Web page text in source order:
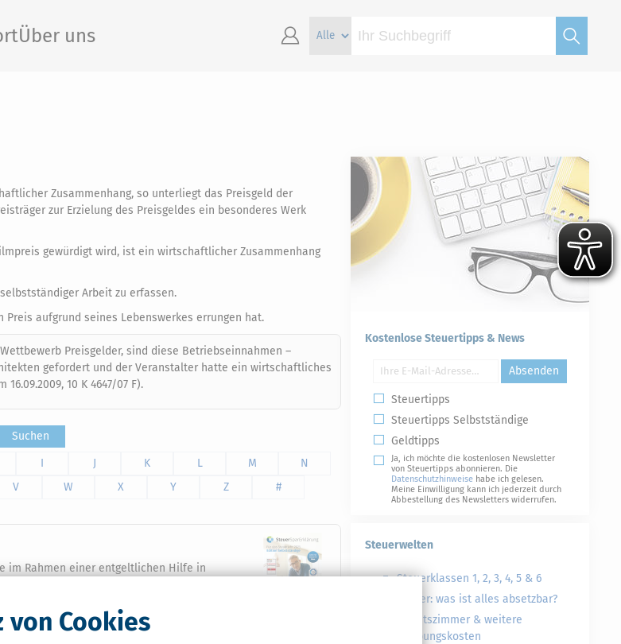
von Cookies
Über uns
Zusammenhang, so unterliegt das Preisgeld der
zur Erzielung des Preisgeldes ein besonderes Werk
gewürdigt wird, ist ein wirtschaftlicher Zusammenhang
Arbeit zu erfassen.
aufgrund seines Lebenswerkes errungen hat.
Preisgelder, sind diese Betriebseinnahmen –
gefordert und der Veranstalter hatte ein wirtschaftliches
10 K 4647/07 F).
Suchen
I J K L M
N
V W X Y Z #
im Rahmen einer entgeltlichen Hilfe in
(Lohnsteuerhilfeverein, Steuerberater,
Kostenlose Steuertipps & News
Absenden
Steuertipps
Steuertipps Selbstständige
Geldtipps
Ja, ich möchte die kostenlosen Newsletter
von Steuertipps abonnieren. Die
Datenschutzhinweise habe ich gelesen.
Meine Einwilligung kann ich jederzeit durch
Abbestellung des Newsletters widerrufen.
Steuerwelten
Steuerklassen 1, 2, 3, 4, 5 & 6
Steuer: was ist alles absetzbar?
Arbeitszimmer & weitere
Werbungskosten